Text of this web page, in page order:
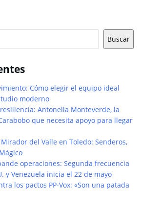
Buscar
Cómo elegir el equipo ideal
moderno
Antonella Monteverde, la
que necesita apoyo para llegar
del Valle en Toledo: Senderos,
operaciones: Segunda frecuencia
y Venezuela inicia el 22 de mayo
los pactos PP-Vox: «Son una patada